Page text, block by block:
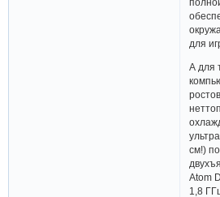
для
А для
см!)
Atom
1,8